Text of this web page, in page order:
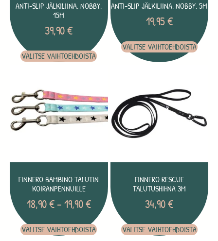
ANTI-SLIP JÄLKILIINA, NOBBY,
15M
39,90€
VALITSE VAIHTOEHDOISTA
ANTI-SLIP JÄLKILIINA, NOBBY, 5M
19,95€
VALITSE VAIHTOEHDOISTA
FINNERO BAMBINO TALUTIN
KOIRANPENNUILLE
18,90€ –19,90€
VALITSE VAIHTOEHDOISTA
FINNERO RESCUE
TALUTUSHIHNA 3M
34,90€
VALITSE VAIHTOEHDOISTA